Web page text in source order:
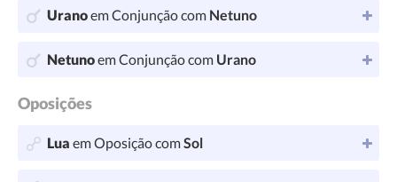
Uranoem Conjunção com Netuno
Netunoem Conjunção com Urano
Oposições
Lua em Oposição comSol